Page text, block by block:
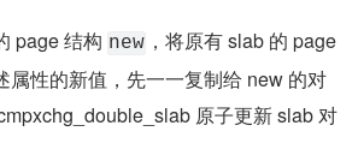
page 结构 new ，将原有 slab 的 page
属性的新值，先一一复制给 new 的对
原子更新 slab 对